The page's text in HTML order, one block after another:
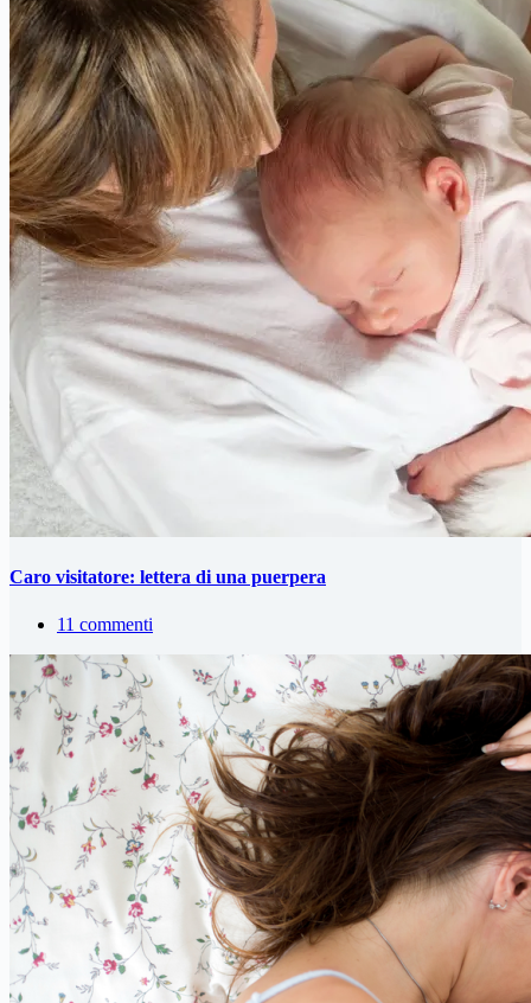
Caro visitatore: lettera di una puerpera
11 commenti